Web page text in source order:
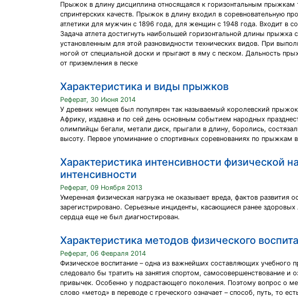
Прыжок в длину дисциплина относящаяся к горизонтальным прыжкам
спринтерских качеств. Прыжок в длину входил в соревновательную
атлетики для мужчин с 1896 года, для женщин с 1948 года. Входит в
Задача атлета достигнуть наибольшей горизонтальной длины
установленным для этой разновидности технических видов. При
ногой от специальной доски и прыгают в яму с песком. Дальность
от приземления в песке
Характеристика и виды прыжков
Реферат, 30 Июня 2014
У древних немцев был популярен так называемый королевский
Африку, издавна и по сей день основным событием народных
олимпийцы бегали, метали диск, прыгали в длину, боролись,
высоту. Первое упоминание о спортивных соревнованиях по прыжкам в
Характеристика интенсивности физической
интенсивности
Реферат, 09 Ноября 2013
Умеренная физическая нагрузка не оказывает вреда, фактов
зарегистрировано. Серьезные инциденты, касающиеся ранее
сердца еще не был диагностирован.
Характеристика методов физического
Реферат, 06 Февраля 2014
Физическое воспитание – одна из важнейших составляющих
следовало бы тратить на занятия спортом, самосовершенствование и
привычек. Особенно у подрастающего поколения. Поэтому вопрос о
слово «метод» в переводе с греческого означает – способ, путь, то